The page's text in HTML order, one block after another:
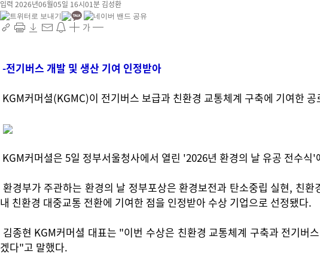
입력 2026년06월05일 16시01분 김성환
가
-전기버스 개발 및 생산 기여 인정받아
KGM커머셜(KGMC)이 전기버스 보급과 친환경 교통체계 구축에 기여한
KGM커머셜은 5일 정부서울청사에서 열린 '2026년 환경의 날 유공 전수식
환경부가 주관하는 환경의 날 정부포상은 환경보전과 탄소중립 실현, 친
내 친환경 대중교통 전환에 기여한 점을 인정받아 수상 기업으로 선정됐다.
김종현 KGM커머셜 대표는 "이번 수상은 친환경 교통체계 구축과 전기버
겠다"고 말했다.